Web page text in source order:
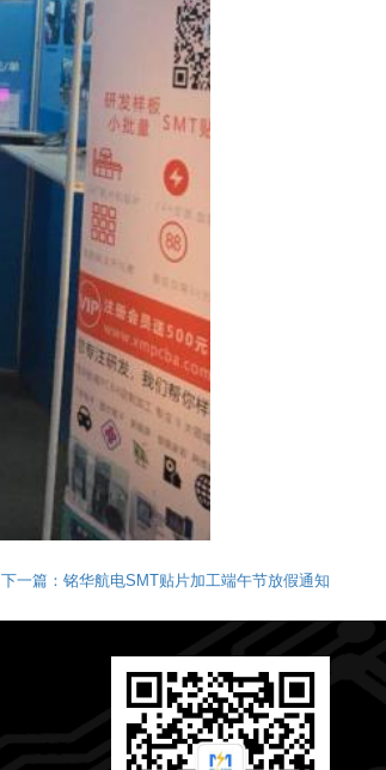
下一篇：铭华航电SMT贴片加工端午节放假通知